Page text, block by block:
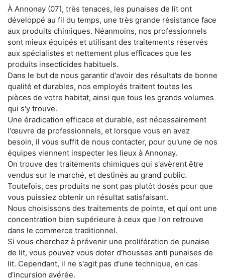
À Annonay (07), très tenaces, les punaises de lit ont
développé au fil du temps, une très grande résistance face
aux produits chimiques. Néanmoins, nos professionnels
sont mieux équipés et utilisant des traitements réservés
aux spécialistes et nettement plus efficaces que les
produits insecticides habituels.
Dans le but de nous garantir d'avoir des résultats de bonne
qualité et durables, nos employés traitent toutes les
pièces de votre habitat, ainsi que tous les grands volumes
qui s'y trouve.
Une éradication efficace et durable, est nécessairement
l'œuvre de professionnels, et lorsque vous en avez
besoin, il vous suffit de nous contacter, pour qu'une de nos
équipes viennent inspecter les lieux à Annonay.
On trouve des traitements chimiques qui s'avèrent être
vendus sur le marché, et destinés au grand public.
Toutefois, ces produits ne sont pas plutôt dosés pour que
vous puissiez obtenir un résultat satisfaisant.
Nous choisissons des traitements de pointe, et qui ont une
concentration bien supérieure à ceux que l'on retrouve
dans le commerce traditionnel.
Si vous cherchez à prévenir une prolifération de punaise
de lit, vous pouvez vous doter d'housses anti punaises de
lit. Cependant, il ne s'agit pas d'une technique, en cas
d'incursion avérée.